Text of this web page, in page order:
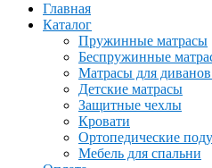
Главная
Каталог
Пружинные матрасы
Беспружинные
Матрасы для
Детские матрасы
Защитные чехлы
Кровати
Ортопедические
Мебель для спальни